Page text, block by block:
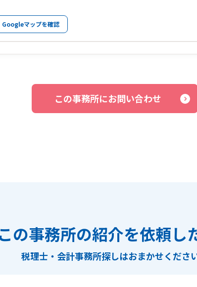
Googleマップを確認
この事務所にお問い合わせ
の事務所の紹介を依頼し
税理士・会計事務所探しはおまかせください